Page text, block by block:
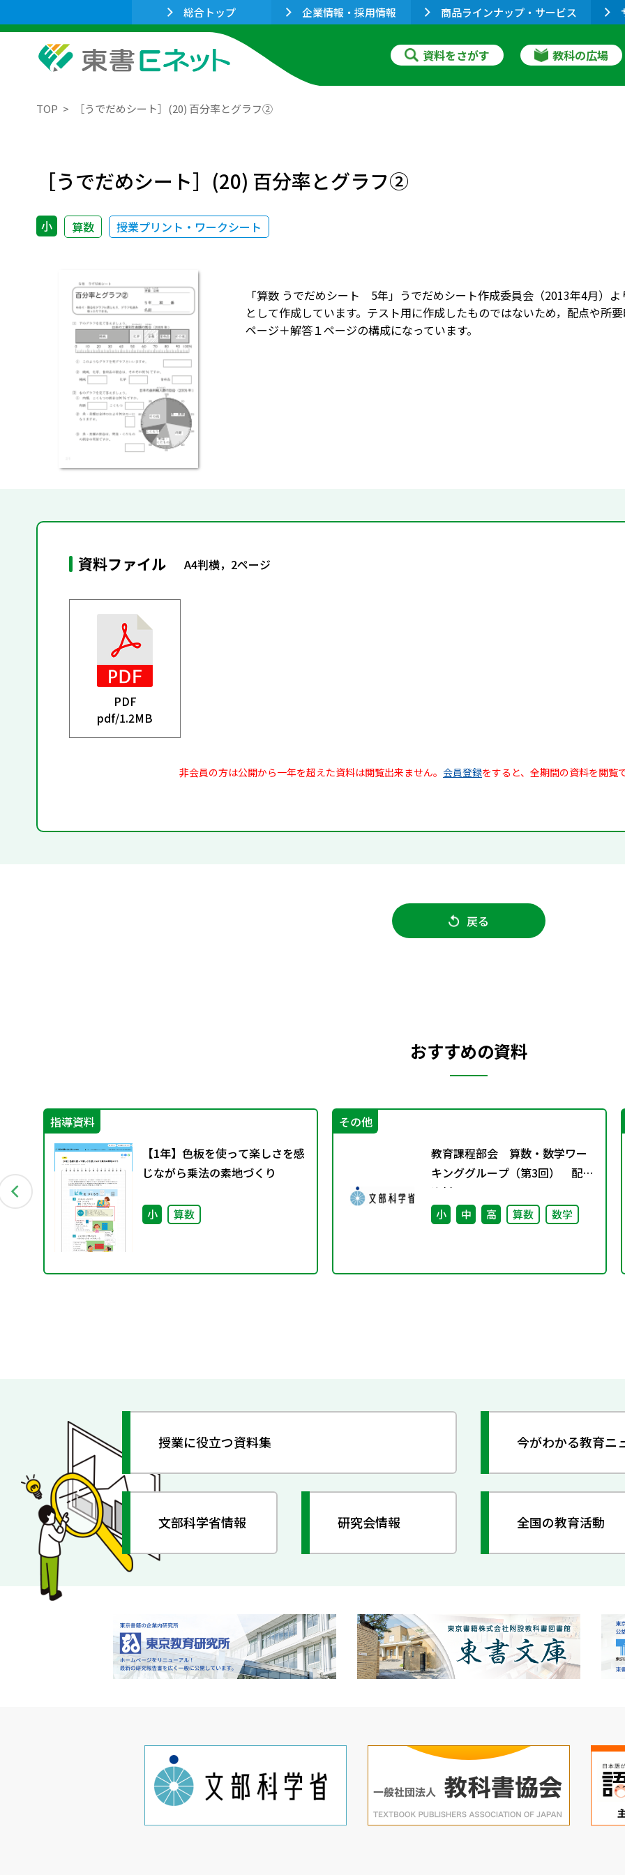
総合トップ 企業情報・採用情報 商品ラインナップ・サービス
資料をさがす 教科の広場
TOP ［うでだめシート］(20) 百分率とグラフ②
［うでだめシート］(20) 百分率とグラフ②
小 算数 授業プリント・ワークシート
「算数 うでだめシート 5年」うでだめシート作成委員会（2013年4月）
として作成しています。テスト用に作成したものではないため，配点や所
ページ＋解答１ページの構成になっています。
資料ファイル A4判横，2ページ
PDF
pdf/1.2MB
非会員の方は公開から一年を超えた資料は閲覧出来ません。 会員登録をすると、全期間の資料を閲覧
戻る
おすすめの資料
指導資料
【1年】色板を使って楽しさを感
じながら乗法の素地づくり
小 算数
その他
教育課程部会 算数・数学ワー
キンググループ（第3回） 配付
資料
小 中 高 算数 数学
授業に役立つ資料集 今がわかる教育ニ
文部科学省情報 研究会情報 全国の教育活動